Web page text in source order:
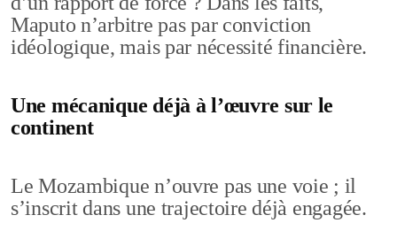
Maputo n’arbitre pas par conviction
idéologique, mais par nécessité financière.
Une mécanique déjà à l’œuvre sur le
continent
Le Mozambique n’ouvre pas une voie ; il
s’inscrit dans une trajectoire déjà engagée.